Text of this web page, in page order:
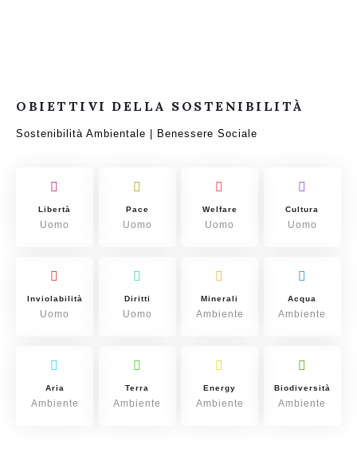
OBIETTIVI DELLA SOSTENIBILITÀ
Sostenibilità Ambientale | Benessere Sociale
Libertà
Uomo
Pace
Uomo
Welfare
Uomo
Cultura
Uomo
Inviolabilità
Uomo
Diritti
Uomo
Minerali
Ambiente
Acqua
Ambiente
Aria
Ambiente
Terra
Ambiente
Energy
Ambiente
Biodiversità
Ambiente